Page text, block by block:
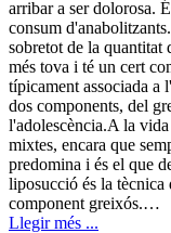
arribar a ser dolorosa.
consum
sobretot de la quantitat
més tova i té un cert
típicament associada a
dos components, del
l'adolescència.A la
mixtes, encara que
predomina i és el que
liposucció és la tècnica
component greixós.…
Llegir més ...